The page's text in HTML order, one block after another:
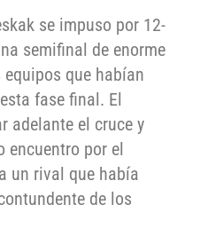
se impuso por 12-
semifinal de enorme
que habían
fase final. El
adelante el cruce y
por el
un rival que había
de los